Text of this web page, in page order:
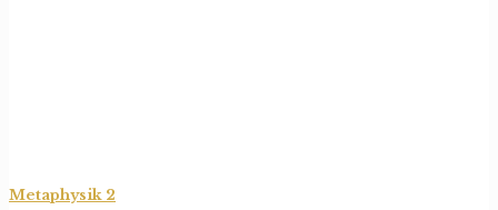
Metaphysik 2